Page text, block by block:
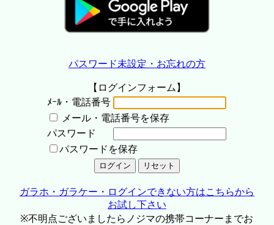
パスワード未設定・お忘れの方
【ログインフォーム】
ﾒｰﾙ・電話番号
メール・電話番号を保存
パスワード
パスワードを保存
ガラホ・ガラケー・ログインできない方はこちらから
お試し下さい
※不明点ございましたらノジマの携帯コーナーまでお